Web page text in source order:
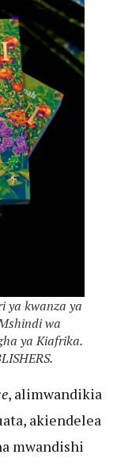
ya kwanza ya
wa
ya Kiafrika.
, alimwandikia
akiendelea
mwandishi